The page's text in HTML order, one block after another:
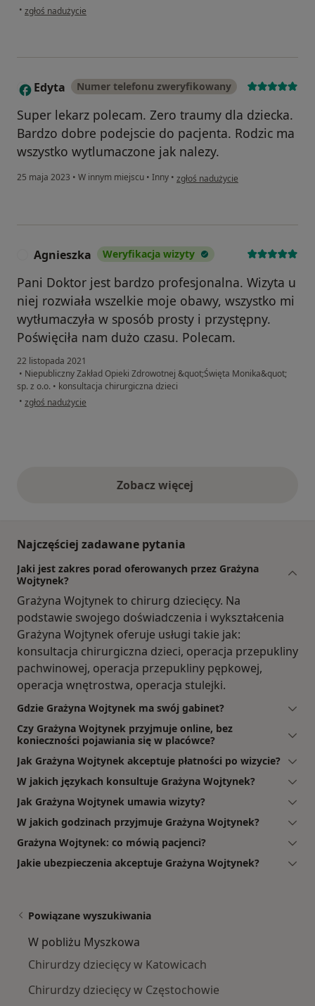
• w opinii użytkownika Mateusz
zgłoś nadużycie
E Edyta Numer telefonu zweryfikowany
Super lekarz polecam. Zero traumy dla dziecka.
Bardzo dobre podejscie do pacjenta. Rodzic ma
wszystko wytlumaczone jak nalezy.
25 maja 2023 • W innym miejscu • Inny • w opinii użytkownika Edyta
zgłoś nadużycie
Agnieszka Weryfikacja wizyty
Pani Doktor jest bardzo profesjonalna. Wizyta u
niej rozwiała wszelkie moje obawy, wszystko mi
wytłumaczyła w sposób prosty i przystępny.
Poświęciła nam dużo czasu. Polecam.
22 listopada 2021
• Niepubliczny Zakład Opieki Zdrowotnej &quot;Święta Monika&quot;
sp. z o.o. • konsultacja chirurgiczna dzieci
• w opinii użytkownika Agnieszka
zgłoś nadużycie
Zobacz więcejopinie powyżej
Najczęściej zadawane pytania
Jaki jest zakres porad oferowanych przez Grażyna
Wojtynek?
Grażyna Wojtynek to chirurg dziecięcy. Na
podstawie swojego doświadczenia i wykształcenia
Grażyna Wojtynek oferuje usługi takie jak:
konsultacja chirurgiczna dzieci, operacja przepukliny
pachwinowej, operacja przepukliny pępkowej,
operacja wnętrostwa, operacja stulejki.
Gdzie Grażyna Wojtynek ma swój gabinet?
Czy Grażyna Wojtynek przyjmuje online, bez
konieczności pojawiania się w placówce?
Jak Grażyna Wojtynek akceptuje płatności po wizycie?
W jakich językach konsultuje Grażyna Wojtynek?
Jak Grażyna Wojtynek umawia wizyty?
W jakich godzinach przyjmuje Grażyna Wojtynek?
Grażyna Wojtynek: co mówią pacjenci?
Jakie ubezpieczenia akceptuje Grażyna Wojtynek?
Powiązane wyszukiwania
W pobliżu Myszkowa
Chirurdzy dziecięcy w Katowicach
Chirurdzy dziecięcy w Częstochowie